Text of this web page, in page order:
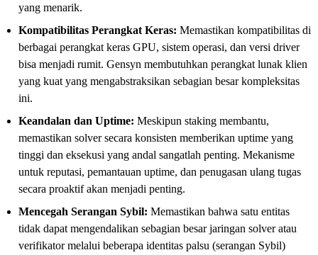
yang menarik.
Kompatibilitas Perangkat Keras: Memastikan kompatibilitas di
berbagai perangkat keras GPU, sistem operasi, dan versi driver
bisa menjadi rumit. Gensyn membutuhkan perangkat lunak klien
yang kuat yang mengabstraksikan sebagian besar kompleksitas
ini.
Keandalan dan Uptime: Meskipun staking membantu,
memastikan solver secara konsisten memberikan uptime yang
tinggi dan eksekusi yang andal sangatlah penting. Mekanisme
untuk reputasi, pemantauan uptime, dan penugasan ulang tugas
secara proaktif akan menjadi penting.
Mencegah Serangan Sybil: Memastikan bahwa satu entitas
tidak dapat mengendalikan sebagian besar jaringan solver atau
verifikator melalui beberapa identitas palsu (serangan Sybil)